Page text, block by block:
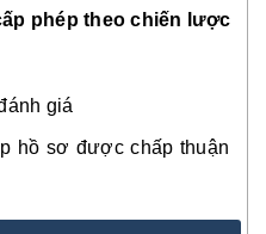
phép theo chiến lược
giá
hồ sơ được chấp thuận